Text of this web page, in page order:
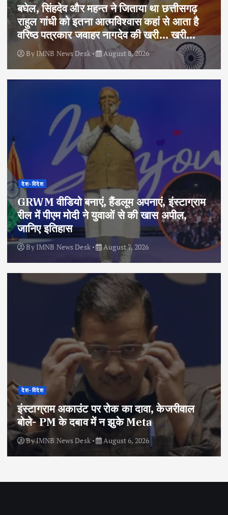
बघेल, सिंहदेव और महन्त ने जिताया था छत्तीसगढ़
राहुल गांधी को इतना आत्मविश्वास कहां से आता है
वरिष्ठ पत्रकार जवाहर नागदेव की खरी… खरी…
ByIMNB News Desk August 8, 2026
देश-विदेश
GRWM वीडियो बनाएं, हैंडलूम अपनाएं, इंस्टाग्राम
रील में पीएम मोदी ने युवाओं से की खास अपील,
जानिए इतिहास
By IMNB News Desk August 7, 2026
देश-विदेश
इंस्टाग्राम अकाउंट पर रोक का दावा, केजरीवाल
बोले- PM के दबाव में न झुके Meta
ByIMNB News Desk August 6, 2026